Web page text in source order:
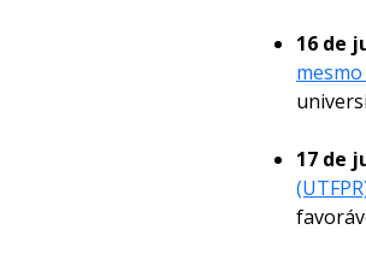
16 de
17 de